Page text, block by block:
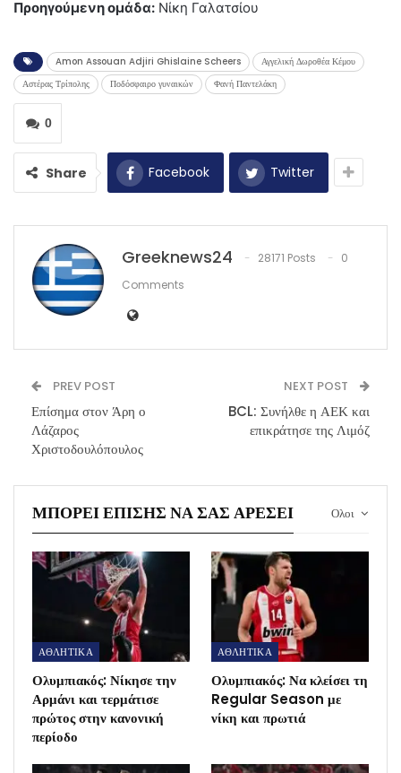
Προηγούμενη ομάδα: Νίκη Γαλατσίου
Amon Assouan Adjiri Ghislaine Scheers
Αγγελική Δωροθέα Κέμου
Αστέρας Τρίπολης
Ποδόσφαιρο γυναικών Φανή Παντελάκη
0
Share Facebook Twitter
Greeknews24 28171 Posts
0
Comments
PREV POST
Επίσημα στον Άρη ο
Λάζαρος
Χριστοδουλόπουλος
NEXT POST
BCL: Συνήλθε η ΑΕΚ και
επικράτησε της Λιμόζ
Ολοι
ΜΠΟΡΕΊ ΕΠΊΣΗΣ ΝΑ ΣΑΣ ΑΡΈΣΕΙ
ΑΘΛΗΤΙΚΑ
Ολυμπιακός: Νίκησε την
Αρμάνι και τερμάτισε
πρώτος στην κανονική
περίοδο
ΑΘΛΗΤΙΚΑ
Ολυμπιακός: Να κλείσει τη
Regular Season με
νίκη και πρωτιά